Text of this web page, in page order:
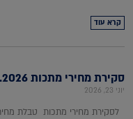
קרא עוד
סקירת מחירי מתכות 18.6.2026
יוני 23, 2026
לסקירת מחירי מתכות טבלת